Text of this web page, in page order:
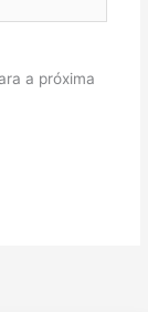
a próxima